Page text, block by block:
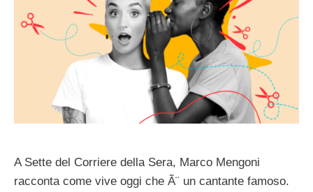
A Sette del Corriere della Sera, Marco Mengoni
racconta come vive oggi che Ã¨ un cantante famoso.